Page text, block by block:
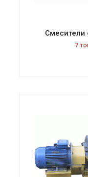
Смесители
7